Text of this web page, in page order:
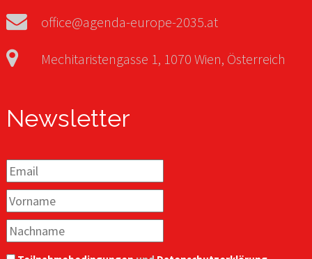
office@agenda-europe-2035.at
Mechitaristengasse 1, 1070 Wien, Österreich
Newsletter